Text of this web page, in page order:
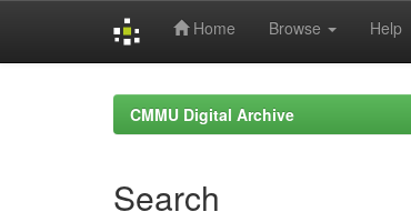
Home Browse Help
CMMU Digital Archive
Search